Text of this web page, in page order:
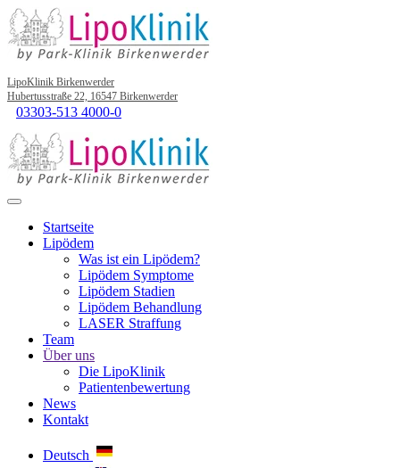
LipoKlinik Birkenwerder
Hubertusstraße 22, 16547 Birkenwerder
03303-513 4000-0
Startseite
Lipödem
Was ist ein Lipödem?
Lipödem Symptome
Lipödem Stadien
Lipödem Behandlung
LASER Straffung
Team
Über uns
Die LipoKlinik
Patientenbewertung
News
Kontakt
Deutsch